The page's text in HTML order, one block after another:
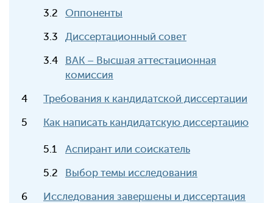
Оппоненты
Диссертационный совет
ВАК – Высшая аттестационная
комиссия
Требования к кандидатской диссертации
Как написать кандидатскую диссертацию
Аспирант или соискатель
Выбор темы исследования
Исследования завершены и диссертация